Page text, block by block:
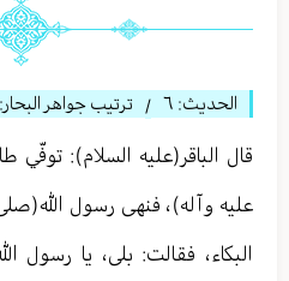
الحديث: ٦ / ترتيب جواهر البحار:
قال الباقر(عليه السلام): توفّي
عليه وآله)، فنهى رسول
البكاء، فقالت: بلى، يا رسول